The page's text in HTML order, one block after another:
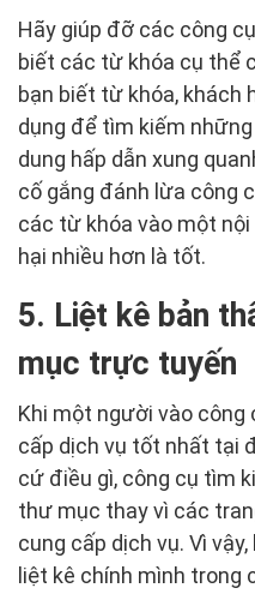
Hãy giúp đỡ các công
biết các từ khóa cụ thể
bạn biết từ khóa, khách
dụng để tìm kiếm
dung hấp dẫn xung
cố gắng đánh lừa công
các từ khóa vào một nội
hại nhiều hơn là tốt.
5. Liệt kê bản
mục trực tuyến
Khi một người vào công
cấp dịch vụ tốt nhất tại
cứ điều gì, công cụ tìm
thư mục thay vì các
cung cấp dịch vụ. Vì
liệt kê chính mình trong